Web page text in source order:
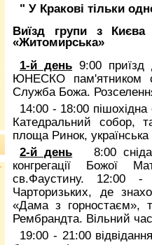
" У Кракові тільки
Виїзд групи з
«Житомирська»
1-й день 9:00
ЮНЕСКО пам'ятником
Служба Божа.
14:00 - 18:00 пішохідна
Катедральний собор,
площа Ринок,
2-й день 8:00
конгрегації Божої
св.Фаустину. 12:00 -
Чарторизьких, де
«Дама з горностаєм»,
Рембрандта. Вільний
19:00 - 21:00